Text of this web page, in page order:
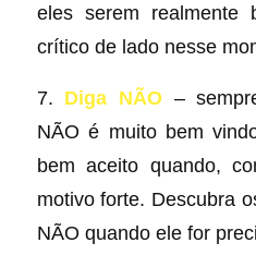
eles serem realmente
crítico de lado nesse
7. Diga NÃO–
NÃO é muito bem
bem aceito quando,
motivo forte. Descubra
NÃO quando ele for